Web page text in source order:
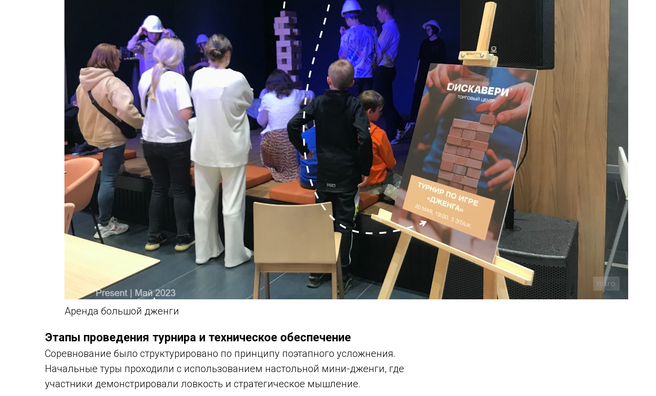
Аренда большой дженги
Этапы проведения турнира и техническое обеспечение
Соревнование было структурировано по принципу поэтапного усложнения.
Начальные туры проходили с использованием настольной мини-дженги, где
участники демонстрировали ловкость и стратегическое мышление.